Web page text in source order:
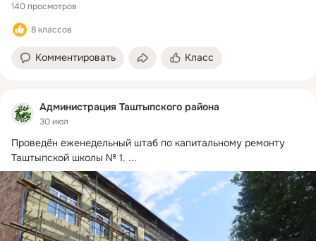
140 просмотров
8 классов
Комментировать Класс
Администрация Таштыпского района
30 июл
Проведён еженедельный штаб по капитальному ремонту
Таштыпской школы № 1. ...